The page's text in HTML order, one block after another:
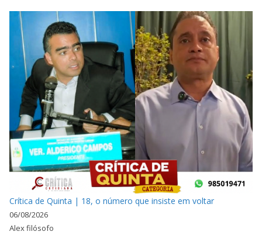
Crítica de Quinta | 18, o número que insiste em voltar
06/08/2026
Alex filósofo